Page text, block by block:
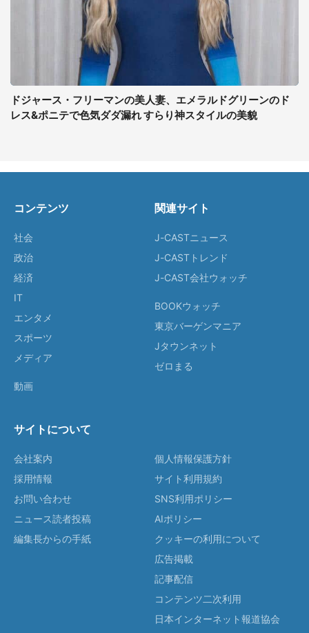
ドジャース・フリーマンの美人妻、エメラルドグリーンのド
レス&ポニテで色気ダダ漏れ すらり神スタイルの美貌
コンテンツ
社会
政治
経済
IT
エンタメ
スポーツ
メディア
動画
関連サイト
J-CASTニュース
J-CASTトレンド
J-CAST会社ウォッチ
BOOKウォッチ
東京バーゲンマニア
Jタウンネット
ゼロまる
サイトについて
会社案内
採用情報
お問い合わせ
ニュース読者投稿
編集長からの手紙
個人情報保護方針
サイト利用規約
SNS利用ポリシー
AIポリシー
クッキーの利用について
広告掲載
記事配信
コンテンツ二次利用
日本インターネット報道協会